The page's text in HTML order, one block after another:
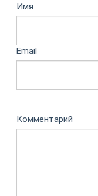
Имя
Email
Комментарий